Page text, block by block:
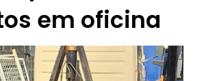
em oficina